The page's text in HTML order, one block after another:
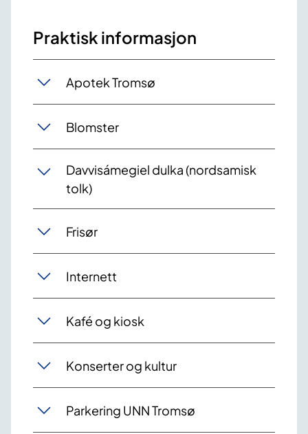
Praktisk informasjon
Apotek Tromsø
Blomster
Davvisámegiel dulka (nordsamisk
tolk)
Frisør
Internett
Kafé og kiosk
Konserter og kultur
Parkering UNN Tromsø